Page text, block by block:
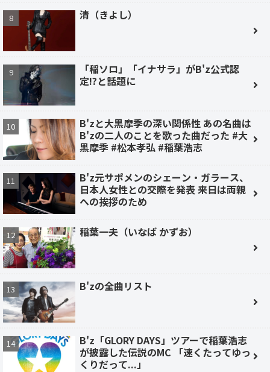
清（きよし）
「稲ソロ」「イナサラ」がB'z公式認
定!?と話題に
B'zと大黒摩季の深い関係性 あの名曲は
B'zの二人のことを歌った曲だった #大
黒摩季 #松本孝弘 #稲葉浩志
B'z元サポメンのシェーン・ガラース、
日本人女性との交際を発表 来日は両親
への挨拶のため
稲葉一夫（いなば かずお）
B'zの全曲リスト
B'z「GLORY DAYS」ツアーで稲葉浩志
が披露した伝説のMC 「速くたってゆっ
くりだって...」